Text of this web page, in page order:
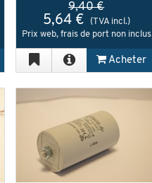
9,40 €
5,64 €
(TVA incl.)
Prix web, frais de port non inclus
Acheter